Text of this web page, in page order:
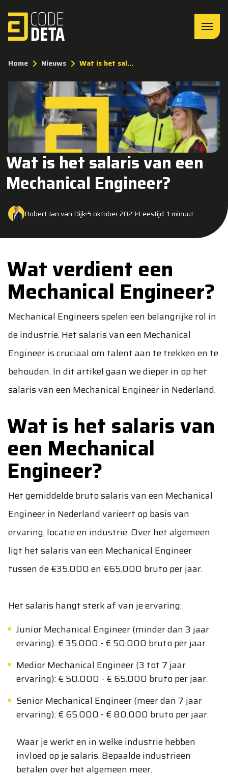
Home Nieuws Wat is het sal...
Wat is het salaris van een
Mechanical Engineer?
Robert Jan van Dijk5 oktober 2023 Leestijd: 1 minuut
Wat verdient een
Mechanical Engineer?
Mechanical Engineers spelen een belangrijke rol in
de industrie. Het salaris van een Mechanical
Engineer is cruciaal om talent aan te trekken en te
behouden. In dit artikel gaan we dieper in op het
salaris van een Mechanical Engineer in Nederland.
Wat is het salaris van
een Mechanical
Engineer?
Het gemiddelde bruto salaris van een Mechanical
Engineer in Nederland varieert op basis van
ervaring, locatie en industrie. Over het algemeen
ligt het salaris van een Mechanical Engineer
tussen de €35.000 en €65.000 bruto per jaar.
Het salaris hangt sterk af van je ervaring:
Junior Mechanical Engineer (minder dan 3 jaar
ervaring): € 35.000 - € 50.000 bruto per jaar.
Medior Mechanical Engineer (3 tot 7 jaar
ervaring): € 50.000 - € 65.000 bruto per jaar.
Senior Mechanical Engineer (meer dan 7 jaar
ervaring): € 65.000 - € 80.000 bruto per jaar.
Waar je werkt en in welke industrie hebben
invloed op je salaris. Bepaalde industrieën
betalen over het algemeen meer.